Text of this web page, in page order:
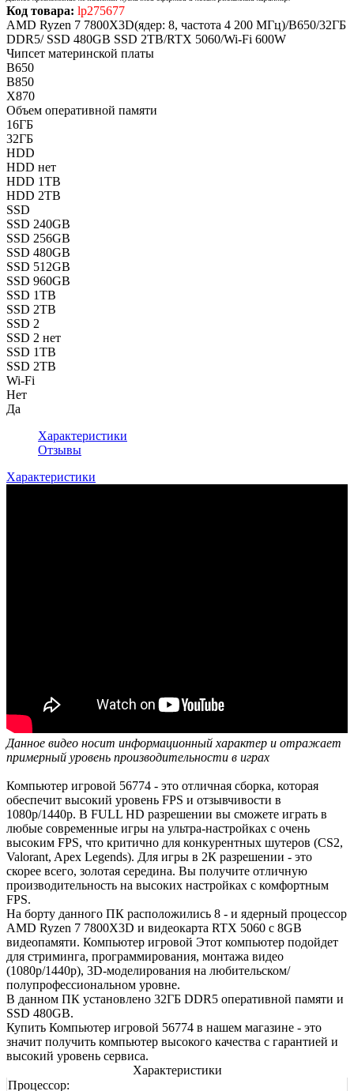
Код товара: lp275677
AMD Ryzen 7 7800X3D(ядер: 8, частота 4 200 МГц)/B650/32ГБ
DDR5/ SSD 480GB SSD 2TB/RTX 5060/Wi-Fi 600W
Чипсет материнской платы
B650
B850
X870
Объем оперативной памяти
16ГБ
32ГБ
HDD
HDD нет
HDD 1TB
HDD 2TB
SSD
SSD 240GB
SSD 256GB
SSD 480GB
SSD 512GB
SSD 960GB
SSD 1TB
SSD 2TB
SSD 2
SSD 2 нет
SSD 1TB
SSD 2TB
Wi-Fi
Нет
Да
Характеристики
Отзывы
Характеристики
Данное видео носит информационный характер и отражает
примерный уровень производительности в играх
Компьютер игровой 56774 - это отличная сборка, которая
обеспечит высокий уровень FPS и отзывчивости в
1080р/1440р. В FULL HD разрешении вы сможете играть в
любые современные игры на ультра-настройках с очень
высоким FPS, что критично для конкурентных шутеров (CS2,
Valorant, Apex Legends). Для игры в 2К разрешении - это
скорее всего, золотая середина. Вы получите отличную
производительность на высоких настройках с комфортным
FPS.
На борту данного ПК расположились 8 - и ядерный процессор
AMD Ryzen 7 7800X3D и видеокарта RTX 5060 с 8GB
видеопамяти. Компьютер игровой Этот компьютер подойдет
для стриминга, программирования, монтажа видео
(1080р/1440р), 3D-моделирования на любительском/
полупрофессиональном уровне.
В данном ПК установлено 32ГБ DDR5 оперативной памяти и
SSD 480GB.
Купить Компьютер игровой 56774 в нашем магазине - это
значит получить компьютер высокого качества с гарантией и
высокий уровень сервиса.
Характеристики
Процессор: